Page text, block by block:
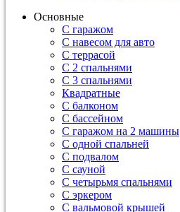
Основные
С гаражом
С навесом для авто
С террасой
С 2 спальнями
С 3 спальнями
Квадратные
С балконом
С бассейном
С гаражом на 2 машины
С одной спальней
С подвалом
С сауной
С четырьмя спальнями
С эркером
С вальмовой крышей